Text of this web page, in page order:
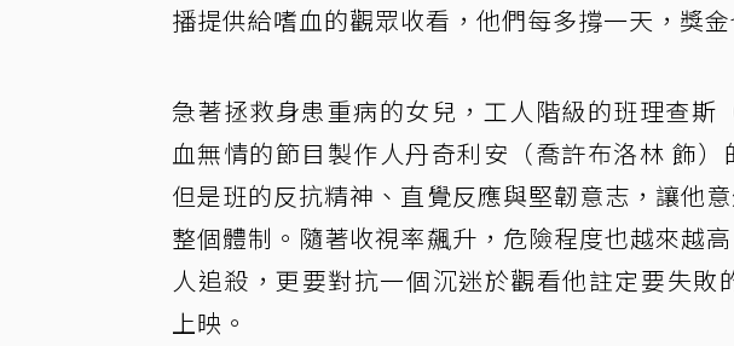
播提供給嗜血的觀眾收看，他們每多撐一天，獎金
急著拯救身患重病的女兒，工人階級的班理查斯
血無情的節目製作人丹奇利安（喬許布洛林 飾
但是班的反抗精神、直覺反應與堅韌意志，讓他
整個體制。隨著收視率飆升，危險程度也越來越
人追殺，更要對抗一個沉迷於觀看他註定要失
上映。